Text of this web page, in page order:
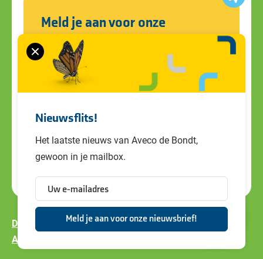
Nieuwsflits!
Het laatste nieuws van Aveco de Bondt,
gewoon in je mailbox.
Meld je aan voor onze
nieuwsbrief
Blijf op de hoogte van alle ontwikkelingen
en ons laatste nieuws. Schrijf je in voor de
Disclaimer Privacy policy
Cookiebeleid
Algemene voorwaarden